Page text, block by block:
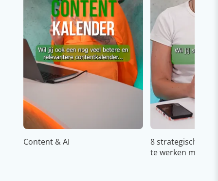
Content & AI
8 strategische
te werken met